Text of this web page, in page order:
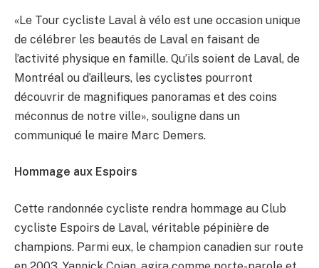
«Le Tour cycliste Laval à vélo est une occasion unique
de célébrer les beautés de Laval en faisant de
l’activité physique en famille. Qu’ils soient de Laval, de
Montréal ou d’ailleurs, les cyclistes pourront
découvrir de magnifiques panoramas et des coins
méconnus de notre ville», souligne dans un
communiqué le maire Marc Demers.
Hommage aux Espoirs
Cette randonnée cycliste rendra hommage au Club
cycliste Espoirs de Laval, véritable pépinière de
champions. Parmi eux, le champion canadien sur route